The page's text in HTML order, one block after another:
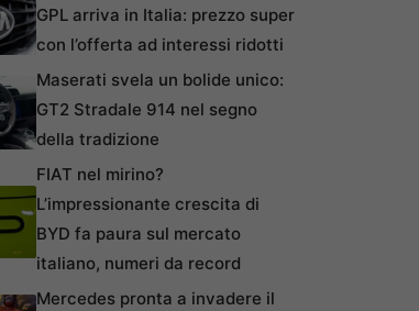
GPL arriva in Italia: prezzo super
con l’offerta ad interessi ridotti
Maserati svela un bolide unico:
GT2 Stradale 914 nel segno
della tradizione
FIAT nel mirino?
L’impressionante crescita di
BYD fa paura sul mercato
italiano, numeri da record
Mercedes pronta a invadere il